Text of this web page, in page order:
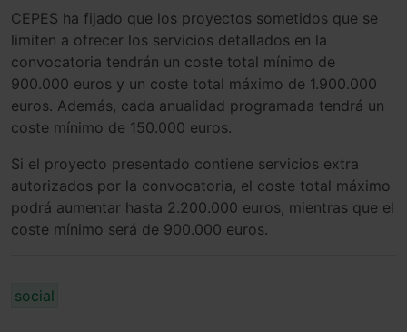
CEPES ha fijado que los proyectos sometidos que se
limiten a ofrecer los servicios detallados en la
convocatoria tendrán un coste total mínimo de
900.000 euros y un coste total máximo de 1.900.000
euros. Además, cada anualidad programada tendrá un
coste mínimo de 150.000 euros.
Si el proyecto presentado contiene servicios extra
autorizados por la convocatoria, el coste total máximo
podrá aumentar hasta 2.200.000 euros, mientras que el
coste mínimo será de 900.000 euros.
social